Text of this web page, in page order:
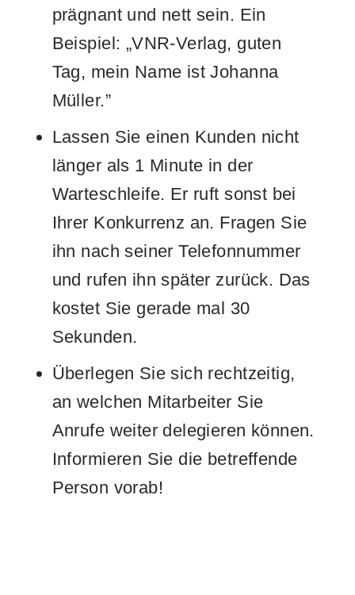
prägnant und nett sein. Ein
Beispiel: „VNR-Verlag, guten
Tag, mein Name ist Johanna
Müller.”
Lassen Sie einen Kunden nicht
länger als 1 Minute in der
Warteschleife. Er ruft sonst bei
Ihrer Konkurrenz an. Fragen Sie
ihn nach seiner Telefonnummer
und rufen ihn später zurück. Das
kostet Sie gerade mal 30
Sekunden.
Überlegen Sie sich rechtzeitig,
an welchen Mitarbeiter Sie
Anrufe weiter delegieren können.
Informieren Sie die betreffende
Person vorab!